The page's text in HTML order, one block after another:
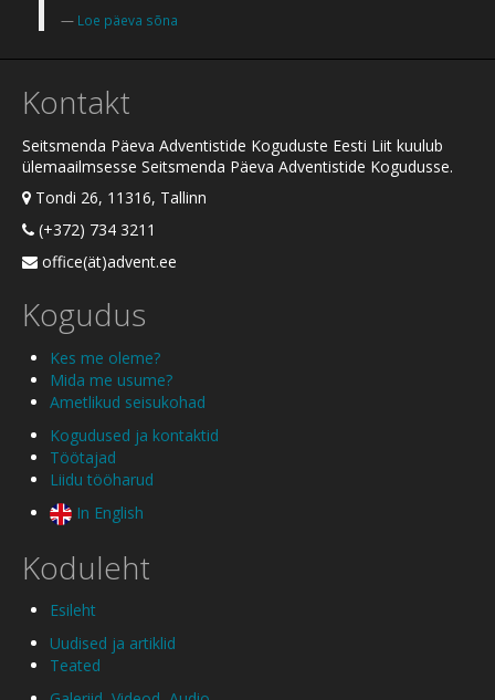
Loe päeva sõna
Kontakt
Seitsmenda Päeva Adventistide Koguduste Eesti Liit kuulub
ülemaailmsesse Seitsmenda Päeva Adventistide Kogudusse.
Tondi 26, 11316, Tallinn
(+372) 734 3211
office(ät)advent.ee
Kogudus
Kes me oleme?
Mida me usume?
Ametlikud seisukohad
Kogudused ja kontaktid
Töötajad
Liidu tööharud
In English
Koduleht
Esileht
Uudised ja artiklid
Teated